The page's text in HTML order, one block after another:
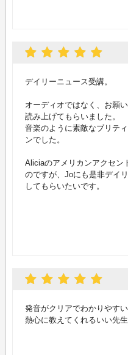
デイリーニュース受講。
オーディオではなく、お願
読み上げてもらいました。
音楽のように素敵なブリテ
ンでした。
Aliciaのアメリカンアクセン
のですが、Joにも是非デイ
してもらいたいです。
発音がクリアでわかりやすい
熱心に教えてくれるいい先生